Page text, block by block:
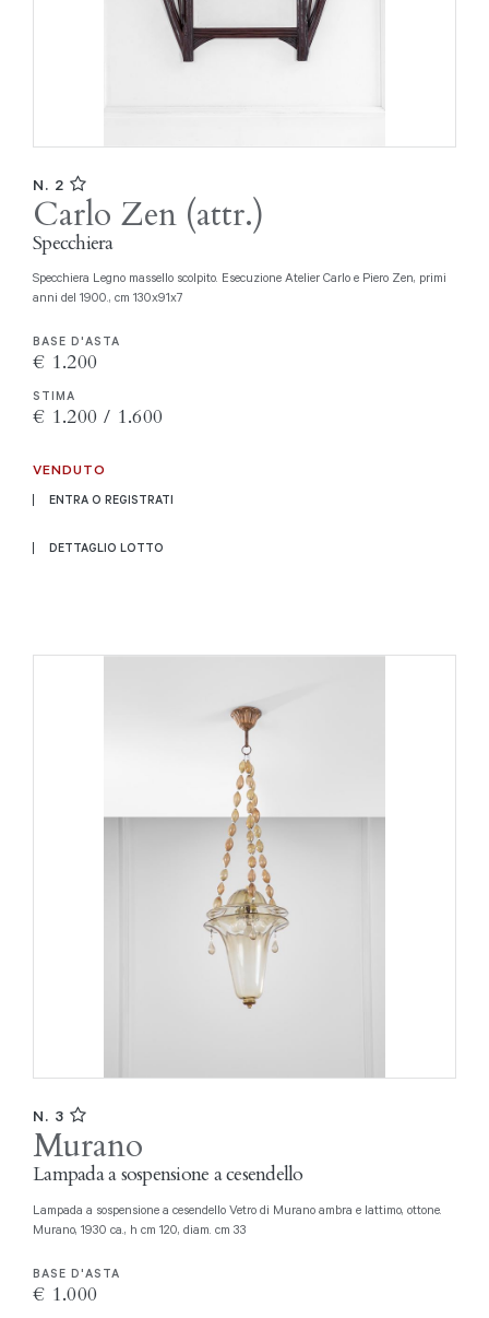
N. 2
Carlo Zen (attr.)
Specchiera
Specchiera Legno massello scolpito. Esecuzione Atelier Carlo e Piero Zen, primi
anni del 1900., cm 130x91x7
BASE D'ASTA
€ 1.200
STIMA
€ 1.200 / 1.600
VENDUTO
ENTRA O REGISTRATI
DETTAGLIO LOTTO
N. 3
Murano
Lampada a sospensione a cesendello
Lampada a sospensione a cesendello Vetro di Murano ambra e lattimo, ottone.
Murano, 1930 ca., h cm 120, diam. cm 33
BASE D'ASTA
€ 1.000